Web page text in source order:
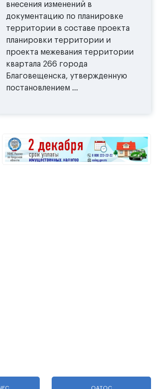
внесения изменений в
документацию по планировке
территории в составе проекта
планировки территории и
проекта межевания территории
квартала 266 города
Благовещенска, утвержденную
постановлением ...